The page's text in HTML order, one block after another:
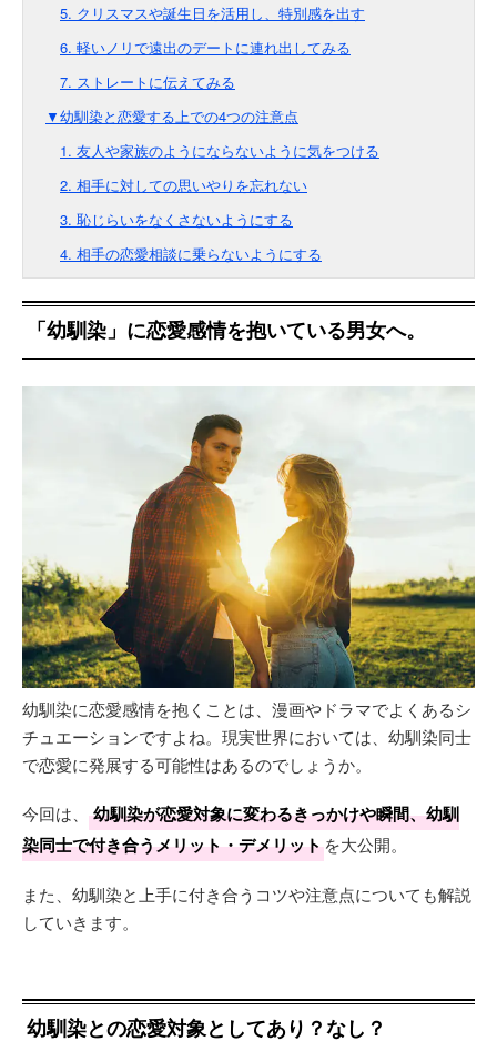
5. クリスマスや誕生日を活用し、特別感を出す
6. 軽いノリで遠出のデートに連れ出してみる
7. ストレートに伝えてみる
▼幼馴染と恋愛する上での4つの注意点
1. 友人や家族のようにならないように気をつける
2. 相手に対しての思いやりを忘れない
3. 恥じらいをなくさないようにする
4. 相手の恋愛相談に乗らないようにする
「幼馴染」に恋愛感情を抱いている男女へ。
幼馴染に恋愛感情を抱くことは、漫画やドラマでよくあるシ
チュエーションですよね。現実世界においては、幼馴染同士
で恋愛に発展する可能性はあるのでしょうか。
今回は、
幼馴染が恋愛対象に変わるきっかけや瞬間、幼馴
染同士で付き合うメリット・デメリットを大公開。
また、幼馴染と上手に付き合うコツや注意点についても解説
していきます。
幼馴染との恋愛対象としてあり？なし？